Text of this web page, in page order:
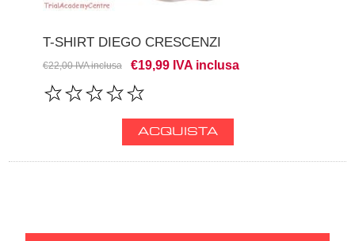
T-SHIRT DIEGO CRESCENZI
€22,00 IVA inclusa €19,99 IVA inclusa